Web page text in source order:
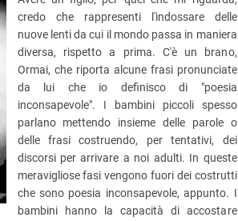
credo che rappresenti l'indossare delle
nuove lenti da cui il mondo passa in maniera
diversa, rispetto a prima. C'è un brano,
Ormai, che riporta alcune frasi pronunciate
da lui che io definisco di "poesia
inconsapevole". I bambini piccoli spesso
parlano mettendo insieme delle parole o
delle frasi costruendo, per tentativi, dei
discorsi per arrivare a noi adulti. In queste
meravigliose fasi vengono fuori dei costrutti
che sono poesia inconsapevole, appunto. I
bambini hanno la capacità di accostare